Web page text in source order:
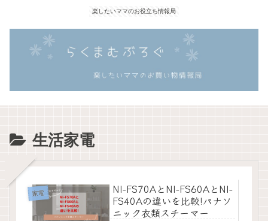
楽したいママのお役立ち情報局
生活家電
家電
NI-FS70AとNI-FS60AとNI-
FS40Aの違いを比較!パナソ
ニック衣類スチーマー